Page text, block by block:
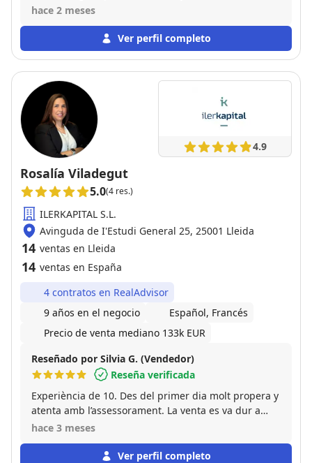
mercado, una comunicación clara y rápida y una
experiencia muy positiva. Recomiendo plenamente
sus servicios
hace 2 meses
Ver perfil completo
4.9
Rosalía Viladegut
5.0(4 res.)
ILERKAPITAL S.L.
Avinguda de I'Estudi General 25, 25001 Lleida
14 ventas en Lleida
14 ventas en España
4 contratos en RealAdvisor
9 años en el negocio
Español, Francés
Precio de venta mediano 133k EUR
Reseñado por Silvia G. (Vendedor)
Reseña verificada
Experiència de 10. Des del primer dia molt propera y
atenta amb l’assessorament. La venta es va dur a
terme amb rapidesa i molt professional. És molt fàcil
corresponents. Sense dubte, repetiria.
hace 3 meses
Ver perfil completo